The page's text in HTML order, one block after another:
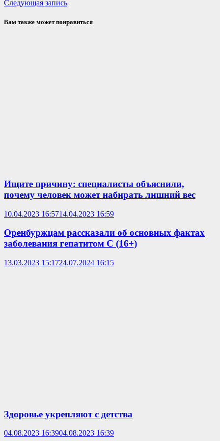
по
записям
Следующая записьСледующая
Вам также может понравиться
Ищите причину: специалисты объяснили,
почему человек может набирать лишний вес
10.04.2023 16:5714.04.2023 16:59
Оренбуржцам рассказали об основных фактах
заболевания гепатитом С (16+)
13.03.2023 15:1724.07.2024 16:15
Здоровье укрепляют с детства
04.08.2023 16:3904.08.2023 16:39